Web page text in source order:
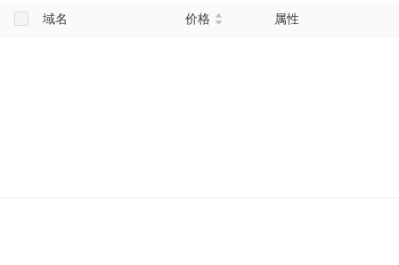
域名 价格 属性